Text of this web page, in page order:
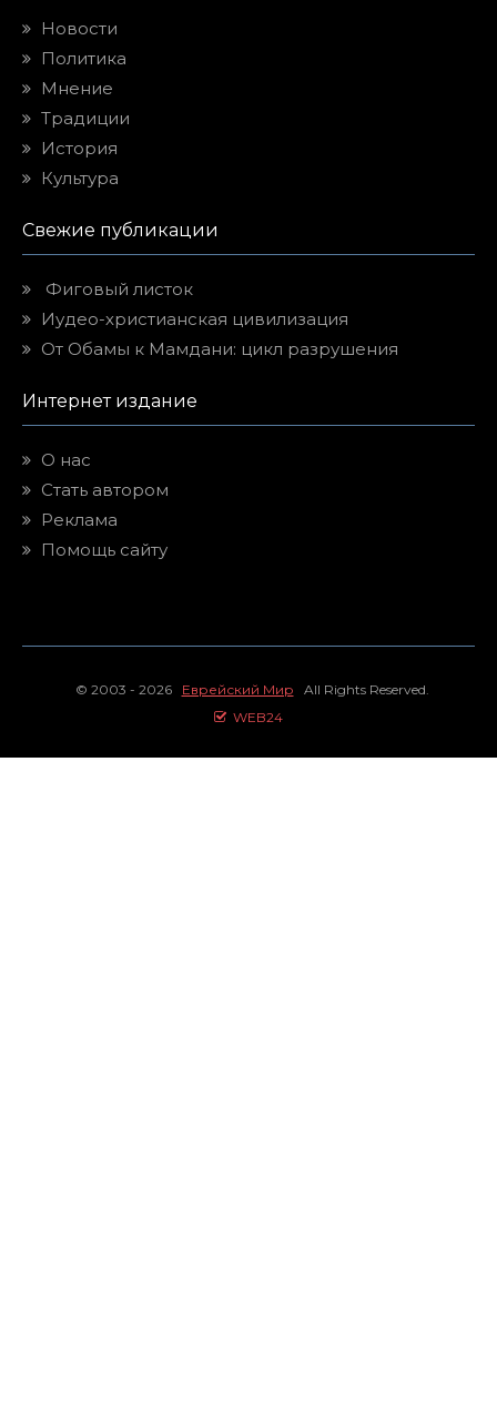
Новости
Политика
Мнение
Традиции
История
Культура
Свежие публикации
Фиговый листок
Иудео-христианская цивилизация
От Обамы к Мамдани: цикл разрушения
Интернет издание
О нас
Стать автором
Реклама
Помощь сайту
© 2003 - 2026 Еврейский Мир All Rights Reserved.
WEB24